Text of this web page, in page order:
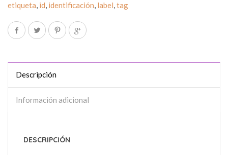
etiqueta, id, identificación, label,tag
Descripción
Información adicional
DESCRIPCIÓN